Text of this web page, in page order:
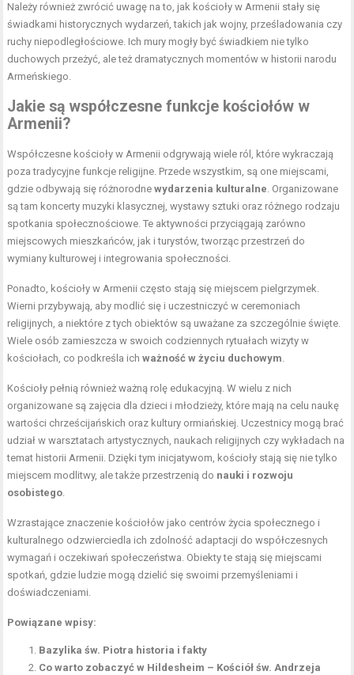
Należy również zwrócić uwagę na to, jak kościoły w Armenii stały się
świadkami historycznych wydarzeń, takich jak wojny, prześladowania czy
ruchy niepodległościowe. Ich mury mogły być świadkiem nie tylko
duchowych przeżyć, ale też dramatycznych momentów w historii narodu
Armeńskiego.
Jakie są współczesne funkcje kościołów w
Armenii?
Współczesne kościoły w Armenii odgrywają wiele ról, które wykraczają
poza tradycyjne funkcje religijne. Przede wszystkim, są one miejscami,
gdzie odbywają się różnorodnewydarzenia kulturalne. Organizowane
są tam koncerty muzyki klasycznej, wystawy sztuki oraz różnego rodzaju
spotkania społecznościowe. Te aktywności przyciągają zarówno
miejscowych mieszkańców, jak i turystów, tworząc przestrzeń do
wymiany kulturowej i integrowania społeczności.
Ponadto, kościoły w Armenii często stają się miejscem pielgrzymek.
Wierni przybywają, aby modlić się i uczestniczyć w ceremoniach
religijnych, a niektóre z tych obiektów są uważane za szczególnie święte.
Wiele osób zamieszcza w swoich codziennych rytuałach wizyty w
kościołach, co podkreśla ichważność w życiu duchowym.
Kościoły pełnią również ważną rolę edukacyjną. W wielu z nich
organizowane są zajęcia dla dzieci i młodzieży, które mają na celu naukę
wartości chrześcijańskich oraz kultury ormiańskiej. Uczestnicy mogą brać
udział w warsztatach artystycznych, naukach religijnych czy wykładach na
temat historii Armenii. Dzięki tym inicjatywom, kościoły stają się nie tylko
miejscem modlitwy, ale także przestrzenią do nauki i rozwoju
osobistego.
Wzrastające znaczenie kościołów jako centrów życia społecznego i
kulturalnego odzwierciedla ich zdolność adaptacji do współczesnych
wymagań i oczekiwań społeczeństwa. Obiekty te stają się miejscami
spotkań, gdzie ludzie mogą dzielić się swoimi przemyśleniami i
doświadczeniami.
Powiązane wpisy:
Bazylika św. Piotra historia i fakty
Co warto zobaczyć w Hildesheim – Kościół św. Andrzeja